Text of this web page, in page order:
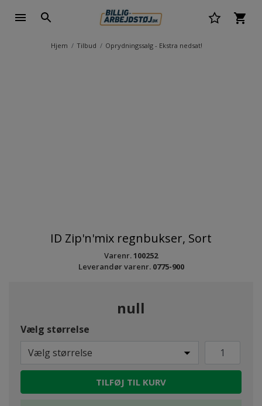
Hjem Tilbud Oprydningssalg - Ekstra nedsat!
ID Zip'n'mix regnbukser, Sort
Varenr.100252
Leverandør varenr. 0775-900
null
Vælg størrelse
Vælg størrelse
TILFØJ TIL KURV